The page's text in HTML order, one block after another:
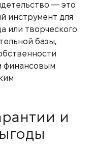
— это
инструмент для
или творческого
базы,
финансовым
и